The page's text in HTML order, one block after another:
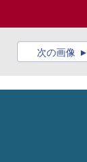
次の画像